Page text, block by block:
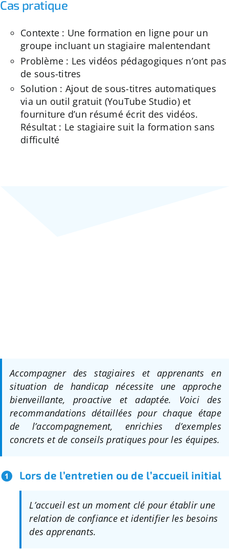
Cas pratique
Contexte : Une formation en ligne pour un
groupe incluant un stagiaire malentendant
Problème : Les vidéos pédagogiques n’ont pas
de sous-titres
Solution : Ajout de sous-titres automatiques
via un outil gratuit (YouTube Studio) et
fourniture d’un résumé écrit des vidéos.
Résultat : Le stagiaire suit la formation sans
difficulté
Accompagner des stagiaires et apprenants en
situation de handicap nécessite une approche
bienveillante, proactive et adaptée. Voici des
recommandations détaillées pour chaque étape
de l’accompagnement, enrichies d’exemples
concrets et de conseils pratiques pour les équipes.
Lors de l’entretien ou de l’accueil initial
L’accueil est un moment clé pour établir une
relation de confiance et identifier les besoins
des apprenants.